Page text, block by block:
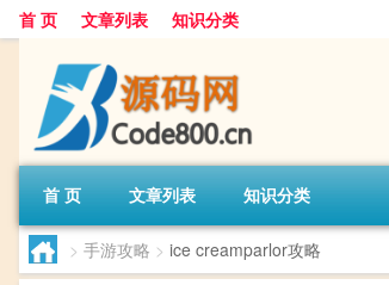
首 页 文章列表 知识分类
首 页 文章列表 知识分类
> 手游攻略 > ice creamparlor攻略